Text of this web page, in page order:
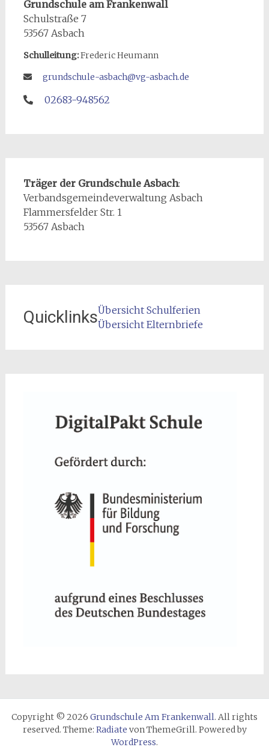
Grundschule am Frankenwall
Schulstraße 7
53567 Asbach
Schulleitung:Frederic Heumann
grundschule-asbach@vg-asbach.de
02683-948562
Träger der Grundschule Asbach:
Verbandsgemeindeverwaltung Asbach
Flammersfelder Str. 1
53567 Asbach
QuicklinksÜbersicht Schulferien
Übersicht Elternbriefe
Copyright © 2026 Grundschule Am Frankenwall. All rights
reserved. Theme: Radiate von ThemeGrill. Powered by
WordPress.